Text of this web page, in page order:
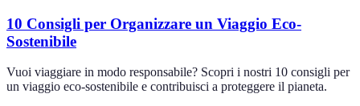
10 Consigli per Organizzare un Viaggio Eco-
Sostenibile
Vuoi viaggiare in modo responsabile? Scopri i nostri 10 consigli per
un viaggio eco-sostenibile e contribuisci a proteggere il pianeta.